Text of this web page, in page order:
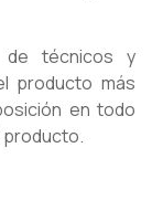
de técnicos y
producto más
en todo
producto.